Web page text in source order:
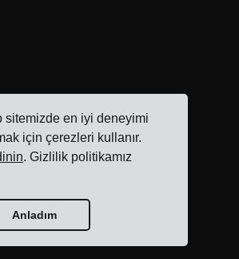
sitemizde en iyi deneyimi
için çerezleri kullanır.
. Gizlilik politikamız
Anladım